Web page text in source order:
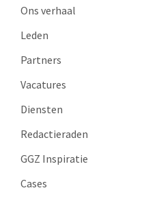
Ons verhaal
Leden
Partners
Vacatures
Diensten
Redactieraden
GGZ Inspiratie
Cases